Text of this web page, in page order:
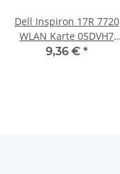
Dell Inspiron 17R 7720
WLAN Karte 05DVH7
#2817
9,36 € *